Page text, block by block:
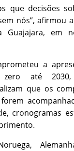
que decisões
nós”, afirmou
Guajajara, em
a
zero até
que os
cronogramas